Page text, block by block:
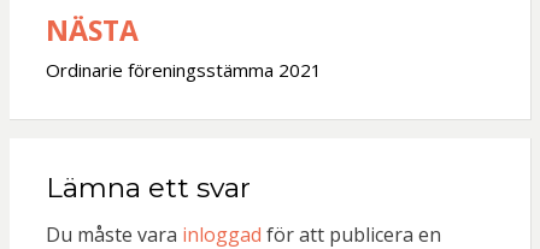
NÄSTA
Ordinarie föreningsstämma 2021
Lämna ett svar
Du måste vara inloggad för att publicera en